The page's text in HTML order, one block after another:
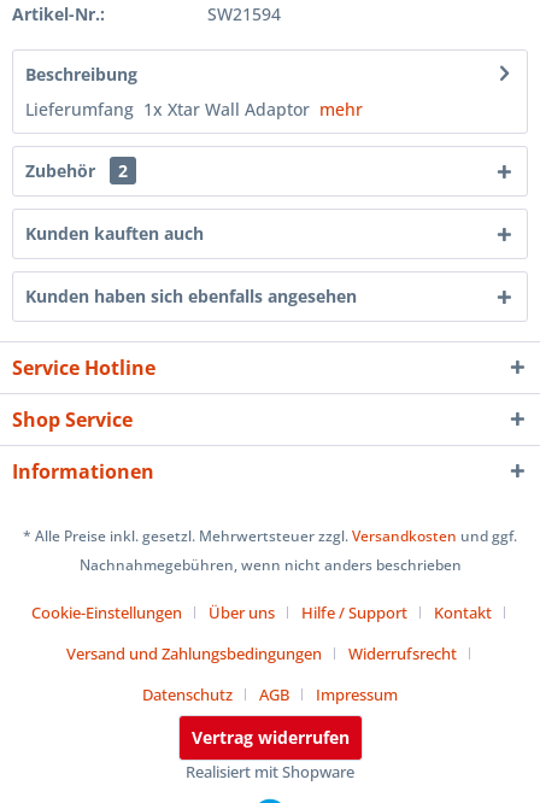
Artikel-Nr.: SW21594
Beschreibung
Lieferumfang 1x Xtar Wall Adaptor mehr
Zubehör 2
Kunden kauften auch
Kunden haben sich ebenfalls angesehen
Service Hotline
Shop Service
Informationen
* Alle Preise inkl. gesetzl. Mehrwertsteuer zzgl.Versandkosten und ggf.
Nachnahmegebühren, wenn nicht anders beschrieben
Cookie-Einstellungen Über uns Hilfe / Support
Kontakt
Versand und Zahlungsbedingungen
Widerrufsrecht
Datenschutz
AGB Impressum
Vertrag widerrufen
Realisiert mit Shopware